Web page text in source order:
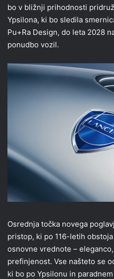
bo v bližnji prihodnosti
Ypsilona, ki bo sledila
Pu+Ra Design, do leta 2028
ponudbo vozil.
Osrednja točka novega
pristop, ki po 116-letih
osnovne vrednote –
prefinjenost. Vse našteto se
ki bo po Ypsilonu in